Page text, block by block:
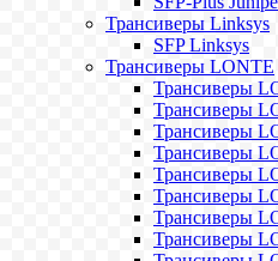
Трансиверы Linksys
SFP Linksys
Трансиверы LONTE
Трансиверы
Трансиверы
Трансиверы
Трансиверы
Трансиверы
Трансиверы
Трансиверы
Трансиверы